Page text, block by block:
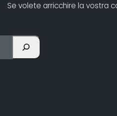
Se volete arricchire la vostra